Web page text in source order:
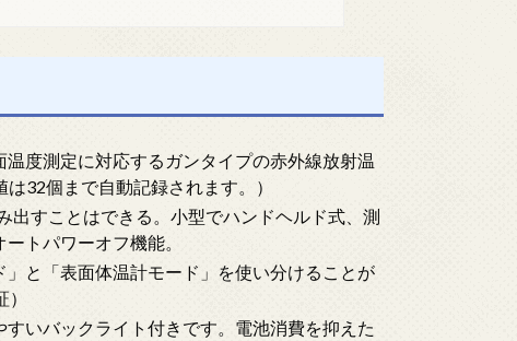
度測定に対応するガンタイプの赤外線放射温
32個まで自動記録されます。）
出すことはできる。小型でハンドヘルド式、測
トパワーオフ機能。
と「表面体温計モード」を使い分けることが
いバックライト付きです。電池消費を抑えた